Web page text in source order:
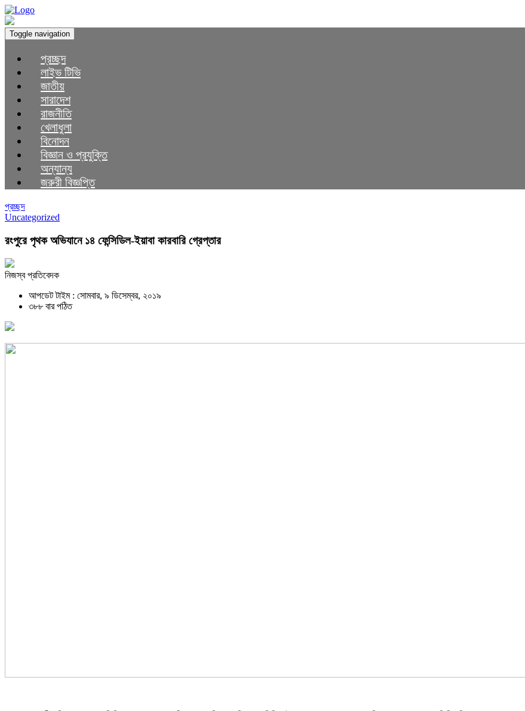
Toggle navigation
প্রচ্ছদ
লাইভ টিভি
জাতীয়
সারাদেশ
রাজনীতি
খেলাধুলা
বিনোদন
বিজ্ঞান ও প্রযুক্তি
অন্যান্য
জরুরী বিজ্ঞপ্তি
প্রচ্ছদ
Uncategorized
রংপুরে পৃথক অভিযানে ১৪ ফেন্সিডিল-ইয়াবা কারবারি গ্রেপ্তার
নিজস্ব প্রতিবেদক
আপডেট টাইম : সোমবার, ৯ ডিসেম্বর, ২০১৯
৩৮৮ বার পঠিত